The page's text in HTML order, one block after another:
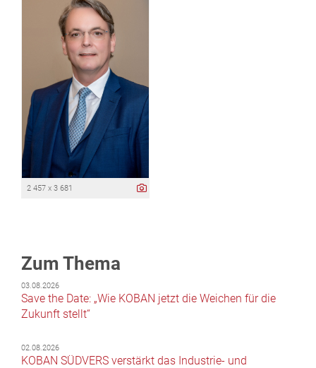
2 457 x 3 681
Zum Thema
03.08.2026
Save the Date: „Wie KOBAN jetzt die Weichen für die
Zukunft stellt“
02.08.2026
KOBAN SÜDVERS verstärkt das Industrie- und